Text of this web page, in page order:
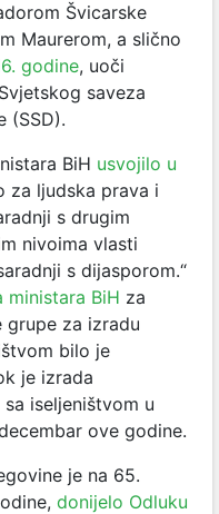
Švicarske
Maurerom, a slično
godine, uoči
saveza
(SSD).
BiH usvojilo u
za ljudska prava i
s drugim
nivoima vlasti
s dijasporom.“
ministara BiH za
grupe za izradu
bilo je
je izrada
iseljeništvom u
ove godine.
je na 65.
donijelo Odluku